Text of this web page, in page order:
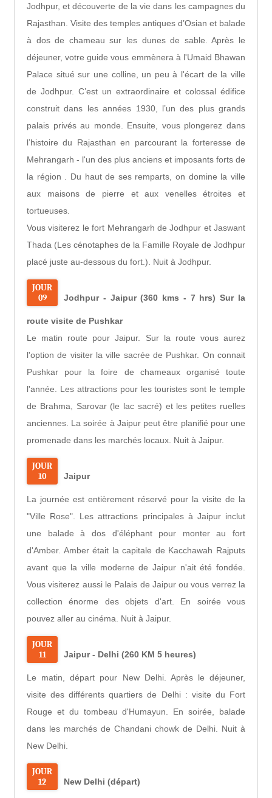
Jodhpur, et découverte de la vie dans les campagnes du
Rajasthan. Visite des temples antiques d’Osian et balade
à dos de chameau sur les dunes de sable. Après le
déjeuner, votre guide vous emmènera à l'Umaid Bhawan
Palace situé sur une colline, un peu à l'écart de la ville
de Jodhpur. C’est un extraordinaire et colossal édifice
construit dans les années 1930, l’un des plus grands
palais privés au monde. Ensuite, vous plongerez dans
l’histoire du Rajasthan en parcourant la forteresse de
Mehrangarh - l'un des plus anciens et imposants forts de
la région . Du haut de ses remparts, on domine la ville
aux maisons de pierre et aux venelles étroites et
tortueuses.
Vous visiterez le fort Mehrangarh de Jodhpur et Jaswant
Thada (Les cénotaphes de la Famille Royale de Jodhpur
placé juste au-dessous du fort.). Nuit à Jodhpur.
JOUR
09
Jodhpur - Jaipur (360 kms - 7 hrs) Sur la
route visite de Pushkar
Le matin route pour Jaipur. Sur la route vous aurez
l'option de visiter la ville sacrée de Pushkar. On connait
Pushkar pour la foire de chameaux organisé toute
l'année. Les attractions pour les touristes sont le temple
de Brahma, Sarovar (le lac sacré) et les petites ruelles
anciennes. La soirée à Jaipur peut être planifié pour une
promenade dans les marchés locaux. Nuit à Jaipur.
JOUR
10
Jaipur
La journée est entièrement réservé pour la visite de la
"Ville Rose". Les attractions principales à Jaipur inclut
une balade à dos d'éléphant pour monter au fort
d'Amber. Amber était la capitale de Kacchawah Rajputs
avant que la ville moderne de Jaipur n'ait été fondée.
Vous visiterez aussi le Palais de Jaipur ou vous verrez la
collection énorme des objets d'art. En soirée vous
pouvez aller au cinéma. Nuit à Jaipur.
JOUR
11
Jaipur - Delhi (260 KM 5 heures)
Le matin, départ pour New Delhi. Après le déjeuner,
visite des différents quartiers de Delhi : visite du Fort
Rouge et du tombeau d'Humayun. En soirée, balade
dans les marchés de Chandani chowk de Delhi. Nuit à
New Delhi.
JOUR
12
New Delhi (départ)